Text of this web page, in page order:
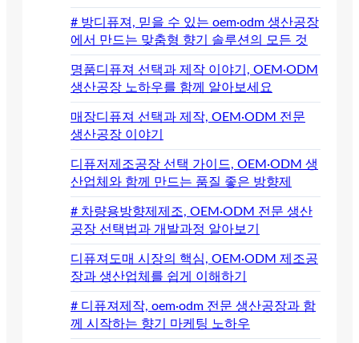
# 방디퓨져, 믿을 수 있는 oem·odm 생산공장
에서 만드는 맞춤형 향기 솔루션의 모든 것
명품디퓨져 선택과 제작 이야기, OEM·ODM
생산공장 노하우를 함께 알아보세요
매장디퓨져 선택과 제작, OEM·ODM 전문
생산공장 이야기
디퓨저제조공장 선택 가이드, OEM·ODM 생
산업체와 함께 만드는 품질 좋은 방향제
# 차량용방향제제조, OEM·ODM 전문 생산
공장 선택법과 개발과정 알아보기
디퓨져도매 시장의 핵심, OEM·ODM 제조공
장과 생산업체를 쉽게 이해하기
# 디퓨져제작, oem·odm 전문 생산공장과 함
께 시작하는 향기 마케팅 노하우